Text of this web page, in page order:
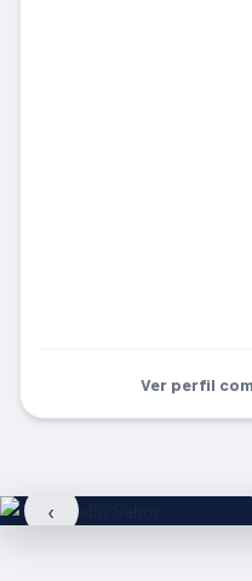
Ver perfil
‹